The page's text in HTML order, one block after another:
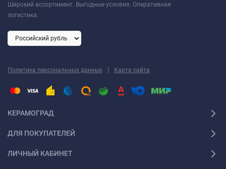
Широкий ассортимент. Выгодные условия. Оперативная
логистика.
Политика персональных данных | Карта сайта
КЕРАМОГРАД
ДЛЯ ПОКУПАТЕЛЕЙ
ЛИЧНЫЙ КАБИНЕТ